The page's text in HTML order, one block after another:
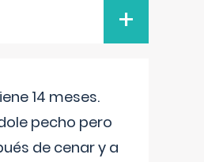
+
14 meses.
pecho pero
de cenar y a